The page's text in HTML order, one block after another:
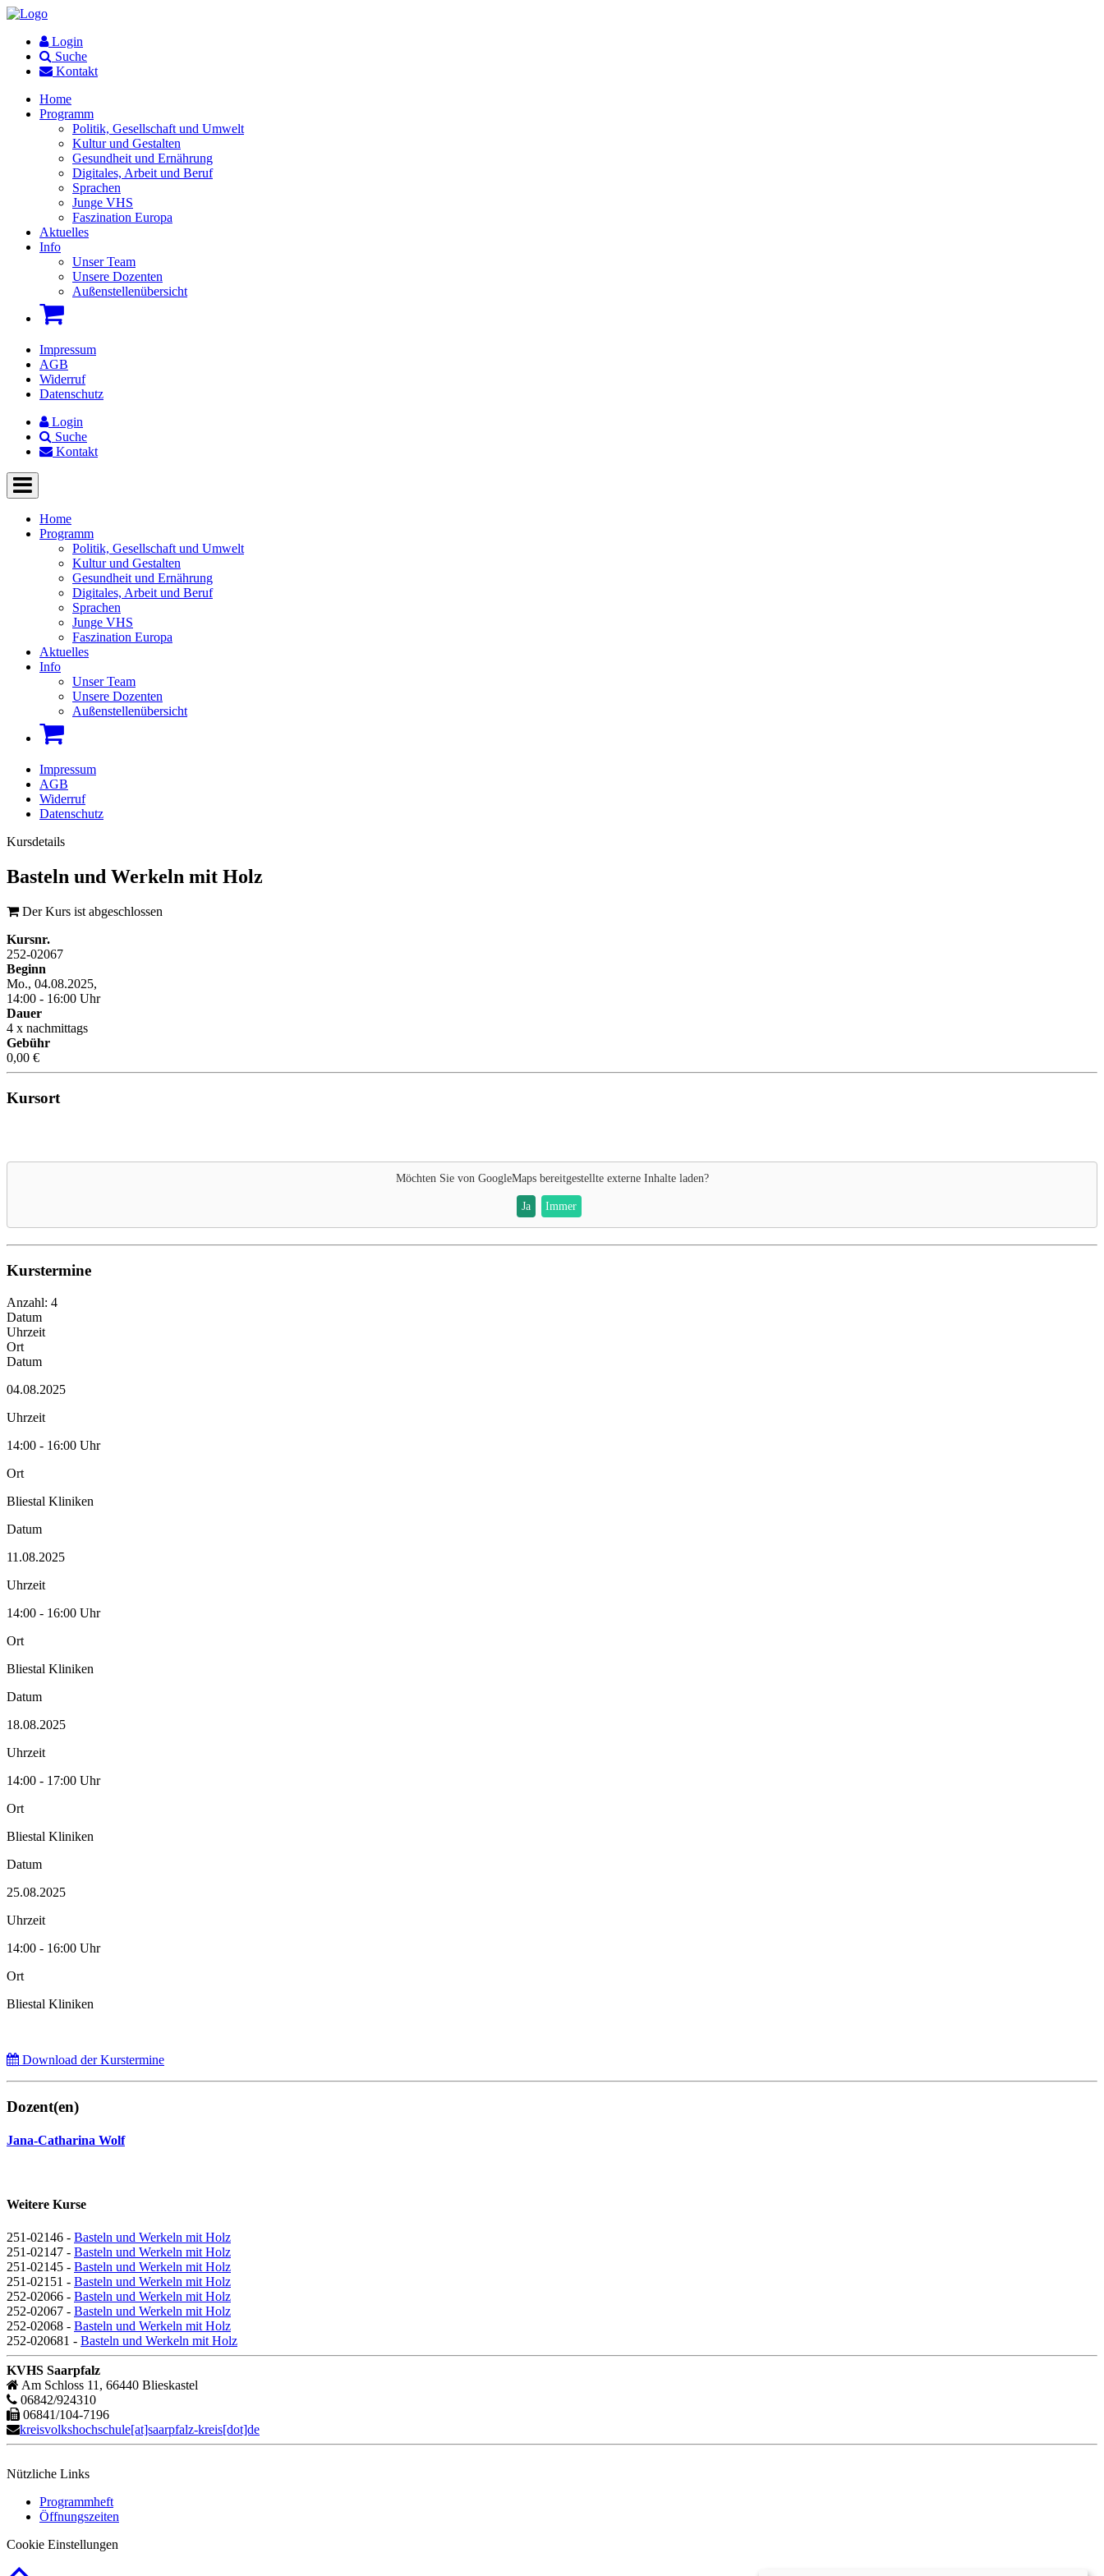
Login
Suche
Kontakt
Home
Programm
Politik, Gesellschaft und Umwelt
Kultur und Gestalten
Gesundheit und Ernährung
Digitales, Arbeit und Beruf
Sprachen
Junge VHS
Faszination Europa
Aktuelles
Info
Unser Team
Unsere Dozenten
Außenstellenübersicht
Impressum
AGB
Widerruf
Datenschutz
Login
Suche
Kontakt
Home
Programm
Politik, Gesellschaft und Umwelt
Kultur und Gestalten
Gesundheit und Ernährung
Digitales, Arbeit und Beruf
Sprachen
Junge VHS
Faszination Europa
Aktuelles
Info
Unser Team
Unsere Dozenten
Außenstellenübersicht
Impressum
AGB
Widerruf
Datenschutz
Kursdetails
Basteln und Werkeln mit Holz
Der Kurs ist abgeschlossen
Kursnr.
252-02067
Beginn
Mo., 04.08.2025,
14:00 - 16:00 Uhr
Dauer
4 x nachmittags
Gebühr
0,00 €
Kursort
Möchten Sie von GoogleMapsbereitgestellte externe Inhalte laden?
Ja Immer
Kurstermine
Anzahl: 4
Datum
Uhrzeit
Ort
Datum
04.08.2025
Uhrzeit
14:00 - 16:00 Uhr
Ort
Bliestal Kliniken
Datum
11.08.2025
Uhrzeit
14:00 - 16:00 Uhr
Ort
Bliestal Kliniken
Datum
18.08.2025
Uhrzeit
14:00 - 17:00 Uhr
Ort
Bliestal Kliniken
Datum
25.08.2025
Uhrzeit
14:00 - 16:00 Uhr
Ort
Bliestal Kliniken
Download der Kurstermine
Dozent(en)
Jana-Catharina Wolf
Weitere Kurse
251-02146 - Basteln und Werkeln mit Holz
251-02147 - Basteln und Werkeln mit Holz
251-02145 - Basteln und Werkeln mit Holz
251-02151 - Basteln und Werkeln mit Holz
252-02066 - Basteln und Werkeln mit Holz
252-02067 - Basteln und Werkeln mit Holz
252-02068 - Basteln und Werkeln mit Holz
252-020681 - Basteln und Werkeln mit Holz
KVHS Saarpfalz
Am Schloss 11, 66440 Blieskastel
06842/924310
06841/104-7196
kreisvolkshochschule[at]saarpfalz-kreis[dot]de
Nützliche Links
Programmheft
Öffnungszeiten
Cookie Einstellungen